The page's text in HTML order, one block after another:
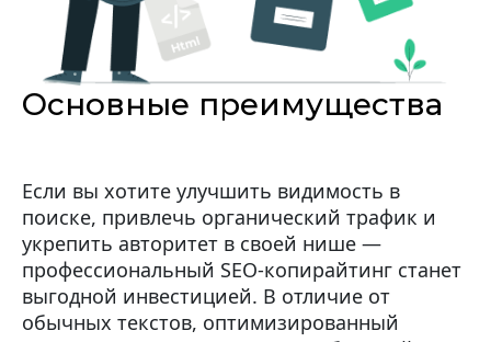
Основные преимущества
Если вы хотите улучшить видимость в
поиске, привлечь органический трафик и
укрепить авторитет в своей нише —
профессиональный SEO-копирайтинг станет
выгодной инвестицией. В отличие от
обычных текстов, оптимизированный